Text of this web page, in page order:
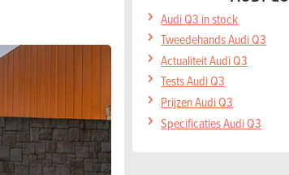
Audi Q3 in stock
Tweedehands Audi Q3
Actualiteit Audi Q3
Tests Audi Q3
Prijzen Audi Q3
Specificaties Audi Q3